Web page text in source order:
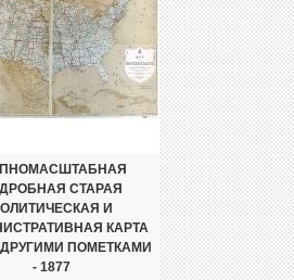
СТАРАЯ
И
КАРТА
ПОМЕТКАМИ
- 1877